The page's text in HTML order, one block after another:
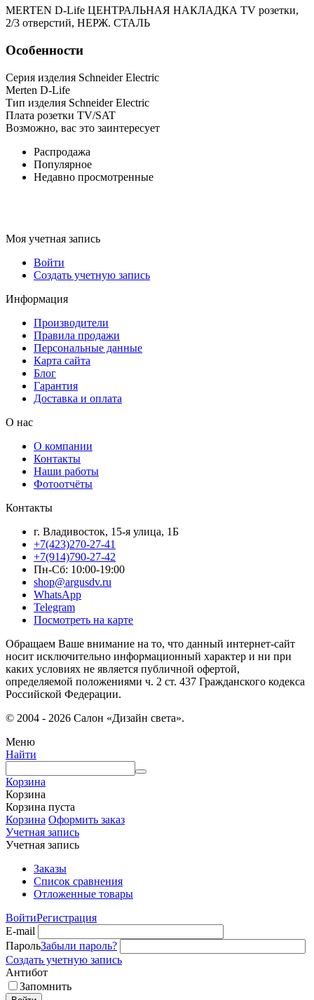
MERTEN D-Life ЦЕНТРАЛЬНАЯ НАКЛАДКА TV розетки,
2/3 отверстий, НЕРЖ. СТАЛЬ
Особенности
Серия изделия Schneider Electric
Merten D-Life
Тип изделия Schneider Electric
Плата розетки TV/SAT
Возможно, вас это заинтересует
Распродажа
Популярное
Недавно просмотренные
Моя учетная запись
Войти
Создать учетную запись
Информация
Производители
Правила продажи
Персональные данные
Карта сайта
Блог
Гарантия
Доставка и оплата
О нас
О компании
Контакты
Наши работы
Фотоотчёты
Контакты
г. Владивосток, 15-я улица, 1Б
+7(423)270-27-41
+7(914)790-27-42
Пн-Сб: 10:00-19:00
shop@argusdv.ru
WhatsApp
Telegram
Посмотреть на карте
Обращаем Ваше внимание на то, что данный интернет-сайт
носит исключительно информационный характер и ни при
каких условиях не является публичной офертой,
определяемой положениями ч. 2 ст. 437 Гражданского кодекса
Российской Федерации.
© 2004 - 2026 Салон «Дизайн света».
Меню
Найти
Корзина
Корзина
Корзина пуста
Корзина Оформить заказ
Учетная запись
Учетная запись
Заказы
Список сравнения
Отложенные товары
ВойтиРегистрация
E-mail
ПарольЗабыли пароль?
Создать учетную запись
Антибот
Запомнить